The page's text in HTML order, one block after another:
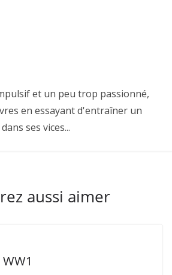
et un peu trop passionné,
en essayant d'entraîner un
ses vices...
aussi aimer